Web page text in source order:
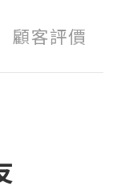
顧客評價